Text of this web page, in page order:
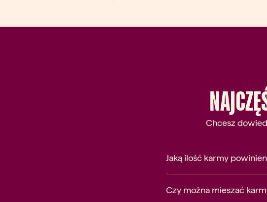
Chcesz
Jaką ilość karmy
Czy można mieszać